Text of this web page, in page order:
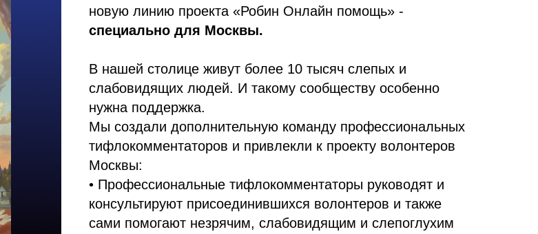
новую линию проекта «Робин Онлайн помощь» -
специально для Москвы.
В нашей столице живут более 10 тысяч слепых и
слабовидящих людей. И такому сообществу особенно
нужна поддержка.
Мы создали дополнительную команду профессиональных
тифлокомментаторов и привлекли к проекту волонтеров
Москвы:
• Профессиональные тифлокомментаторы руководят и
консультируют присоединившихся волонтеров и также
сами помогают незрячим, слабовидящим и слепоглухим